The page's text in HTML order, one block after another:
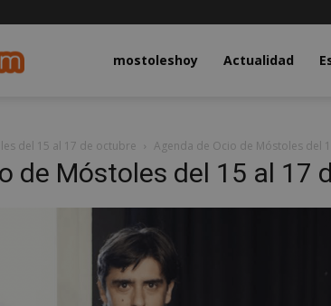
mostoleshoy.commostoleshoy Actualidad
del 15 al 17 de octubre Agenda de Ocio de Móstoles del
de Móstoles del 15 al 17